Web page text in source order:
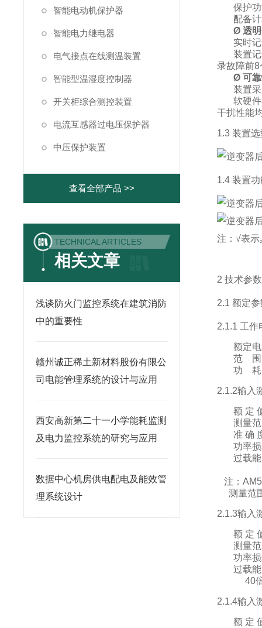
保护
配备
Ø透
实时
装置
录故障前8
Ø可
装置
软硬
干扰性能
1.3 装置
1.4 装置
注：√表
2 技术参数
2.1 额定
2.1.1 工作
额定
范 围
功
2.1.2输入
额 定
测量
准 确
功率
过载
注：
测量范
2.1.3输入
额 定
测量
功率
过载
40
2.1.4输入
额 定
智能电动机保护器
智能电力继电器
电气接点在线测温装置
智能型温湿度控制器
开关柜综合测控装置
电流互感器过电压保护器
中压保护装置
查看全部产品 >>
TECHNICAL ARTICLES
相关文章
浅谈防火门监控系统在建筑消防
中的重要性
赣州诚正稀土新材料股份有限公
司电能管理系统的设计与应用
西安高新第二十一小学能耗监测
及电力监控系统的研究与应用
数据中心机房供电配电及能效管
理系统设计